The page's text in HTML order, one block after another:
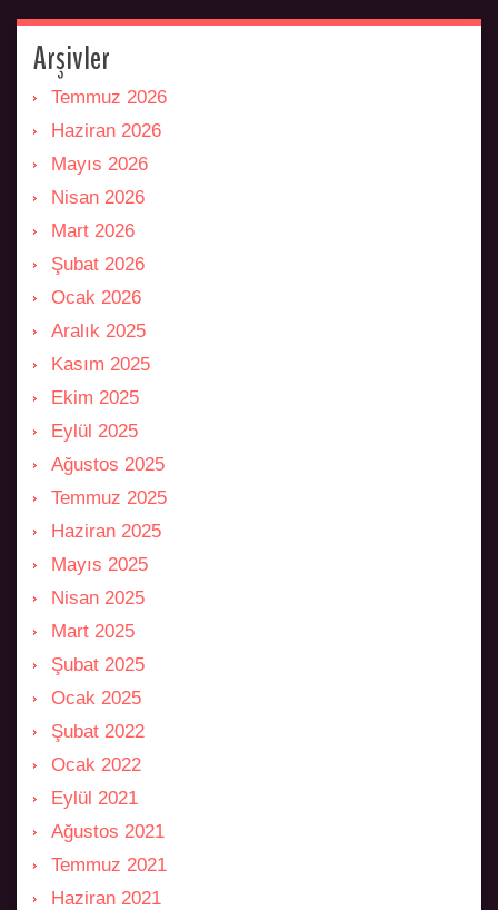
Arşivler
Temmuz 2026
Haziran 2026
Mayıs 2026
Nisan 2026
Mart 2026
Şubat 2026
Ocak 2026
Aralık 2025
Kasım 2025
Ekim 2025
Eylül 2025
Ağustos 2025
Temmuz 2025
Haziran 2025
Mayıs 2025
Nisan 2025
Mart 2025
Şubat 2025
Ocak 2025
Şubat 2022
Ocak 2022
Eylül 2021
Ağustos 2021
Temmuz 2021
Haziran 2021